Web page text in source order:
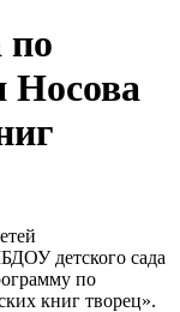
по
Носова
детского сада
по
книг творец».